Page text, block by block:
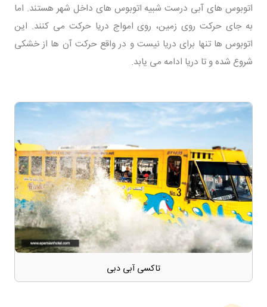
اتوبوس های آبی درست شبیه اتوبوس های داخل شهر هستند. اما
به جای حرکت روی زمین، روی امواج دریا حرکت می کنند. این
اتوبوس ها تنها برای دریا نیست و در واقع حرکت آن ها از خشکی
شروع شده و تا دریا ادامه می یابد.
تاکسی آبی دبی